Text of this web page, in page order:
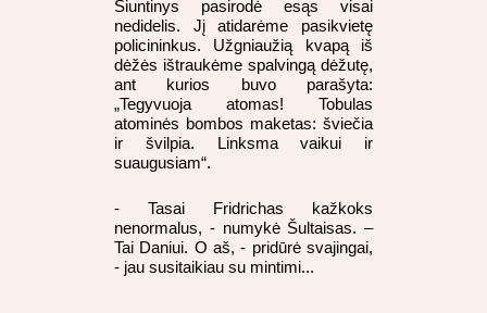
Siuntinys pasirodė esąs visai
nedidelis. Jį atidarėme pasikvietę
policininkus. Užgniaužią kvapą iš
dėžės ištraukėme spalvingą dėžutę,
ant kurios buvo parašyta:
„Tegyvuoja atomas! Tobulas
atominės bombos maketas: šviečia
ir švilpia. Linksma vaikui ir
suaugusiam“.
- Tasai Fridrichas kažkoks
nenormalus, - numykė Šultaisas. –
Tai Daniui. O aš, - pridūrė svajingai,
- jau susitaikiau su mintimi...